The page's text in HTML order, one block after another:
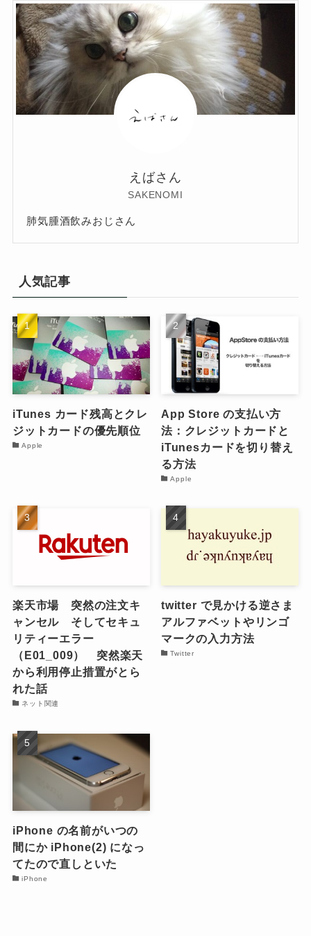
えばさん
SAKENOMI
肺気腫酒飲みおじさん
人気記事
iTunes カード残高とクレ
ジットカードの優先順位
Apple
App Store の支払い方
法：クレジットカードと
iTunesカードを切り替え
る方法
Apple
楽天市場 突然の注文キ
ャンセル そしてセキュ
リティーエラー
（E01_009） 突然楽天
から利用停止措置がとら
れた話
ネット関連
twitter で見かける逆さま
アルファベットやリンゴ
マークの入力方法
Twitter
iPhone の名前がいつの
間にか iPhone(2) になっ
てたので直しといた
iPhone